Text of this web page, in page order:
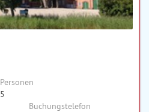
Personen
5
Buchungstelefon